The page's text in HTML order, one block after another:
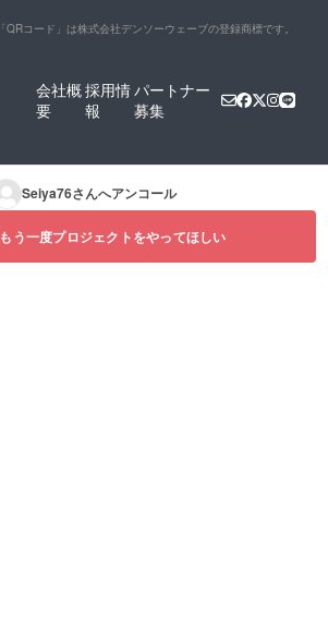
「QRコード」は株式会社デンソーウェーブの登録商標です。
会社概
要
採用情
報
パートナー
募集
Seiya76さんへアンコール
もう一度プロジェクトをやってほしい